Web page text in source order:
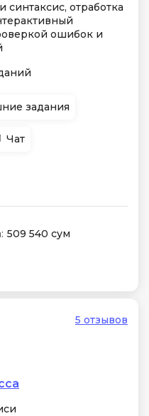
синтаксис, отработка
ошибок и
задания
Чат
509 540 сум
5 отзывов